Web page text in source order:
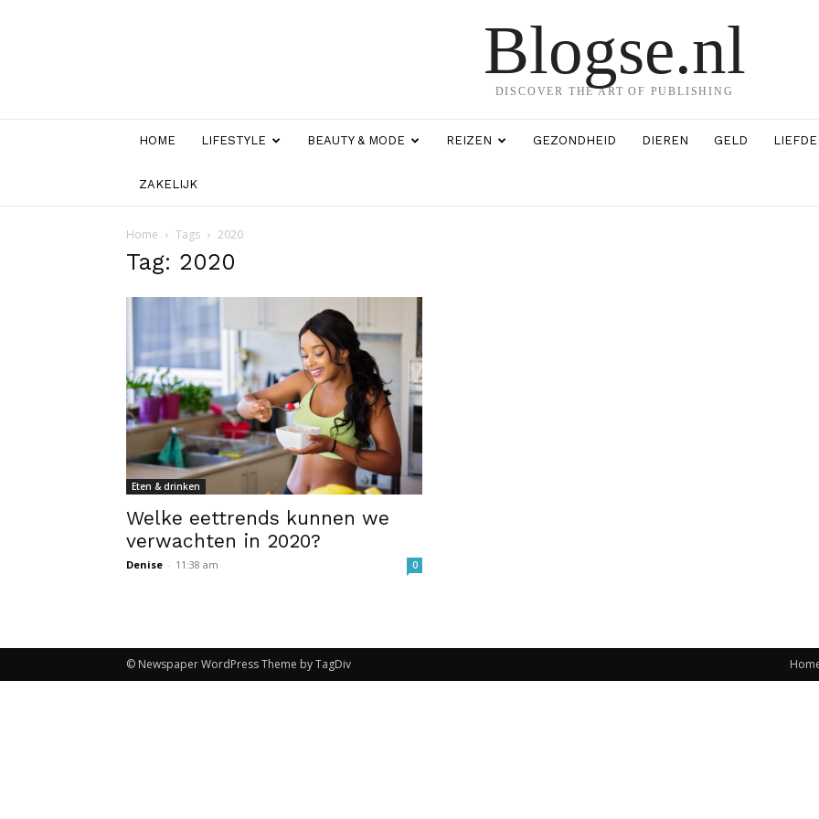
Blogse.nl
DISCOVER THE ART OF PUBLISHING
HOME LIFESTYLE BEAUTY & MODE REIZEN GEZONDHEID DIEREN GELD LIEFDE
ZAKELIJK
Home Tags 2020
Tag: 2020
Eten & drinken
Welke eettrends kunnen we
verwachten in 2020?
Denise - 11:38 am 0
© Newspaper WordPress Theme by TagDiv